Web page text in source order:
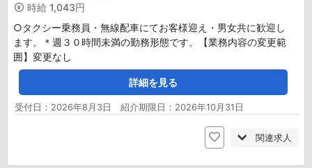
時給 1,043円
○タクシー乗務員・無線配車にてお客様迎え・男女共に歓迎し
ます。＊週３０時間未満の勤務形態です。【業務内容の変更範
囲】変更なし
詳細を見る
受付日：2026年8月3日 紹介期限日：2026年10月31日
関連求人